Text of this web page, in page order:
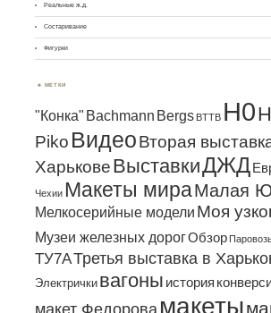
Реальные ж.д.
Состаривание
Фигурки
МЕТКИ
"Конка" Bachmann Bergs BTTB H0
Piko ВидеоВторая
ХарьковеВыставкиДЖД
Чехии Макеты мираМалая
Мелкосерийные модели Моя
Музеи железных дорогОбзор
ТУ7АТретья выставка в
Электрички вагоны история
макеты